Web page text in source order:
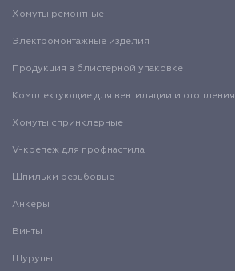
Хомуты ремонтные
Электромонтажные изделия
Продукция в блистерной упаковке
Комплектующие для вентиляции и отопления
Хомуты спринклерные
V-крепеж для профнастила
Шпильки резьбовые
Анкеры
Винты
Шурупы